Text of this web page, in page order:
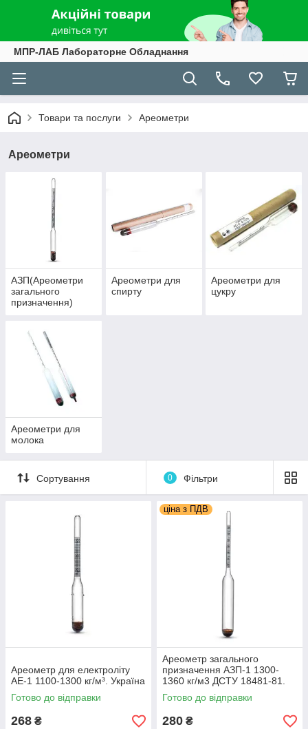
МПР-ЛАБ Лабораторне Обладнання
Товари та послуги Ареометри
Ареометри
АЗП(Ареометри
загального
призначення)
Ареометри для
спирту
Ареометри для
цукру
Ареометри для
молока
Сортування 0 Фільтри
Ареометр для електроліту
АЕ-1 1100-1300 кг/м³. Україна
Готово до відправки
268 ₴
ціна з ПДВ
Ареометр загального
призначення АЗП-1 1300-
1360 кг/м3 ДСТУ 18481-81.
Україна
Готово до відправки
280 ₴